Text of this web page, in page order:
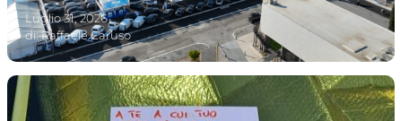
Invitata la Premier Meloni
Luglio 31, 2026
di:Raffaele Caruso